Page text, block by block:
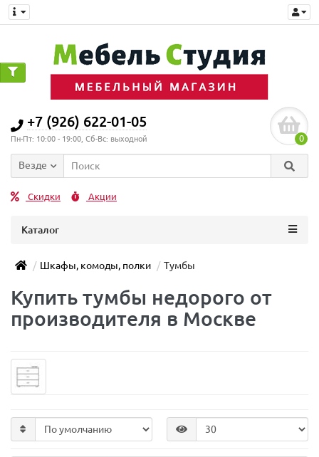
+7 (926) 622-01-05
Пн-Пт: 10:00 - 19:00, Сб-Вс: выходной 0
Везде
Скидки Акции
Каталог
Шкафы, комоды, полки Тумбы
Купить тумбы недорого от
производителя в Москве